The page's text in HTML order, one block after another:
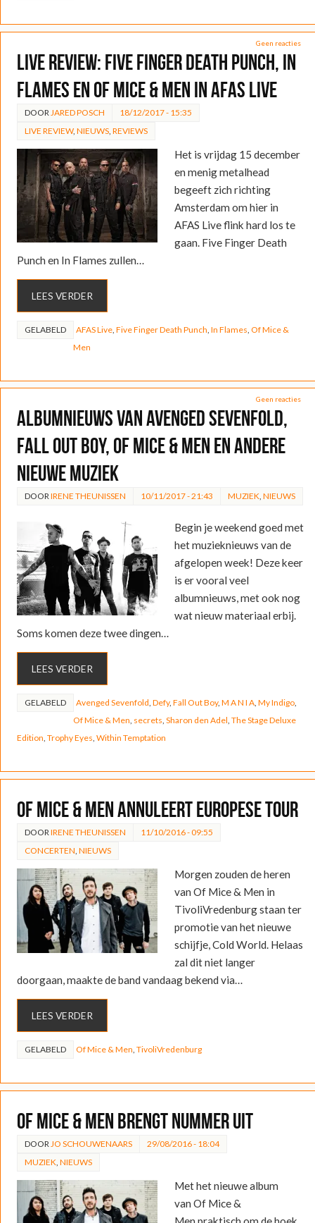
Geen reacties
LIVE REVIEW: Five Finger Death Punch, In
Flames en Of Mice & Men in AFAS LIVE
DOOR JARED POSCH
18/12/2017 - 15:35
LIVE REVIEW, NIEUWS, REVIEWS
Het is vrijdag 15 december
en menig metalhead
begeeft zich richting
Amsterdam om hier in
AFAS Live flink hard los te
gaan. Five Finger Death
Punch en In Flames zullen…
LEES VERDER
GELABELD AFAS Live, Five Finger Death Punch In Flames Of Mice &
Men
Geen reacties
Albumnieuws van Avenged Sevenfold,
Fall Out Boy, Of Mice & Men en andere
nieuwe muziek
DOOR IRENE THEUNISSEN 10/11/2017 - 21:43 MUZIEK NIEUWS
Begin je weekend goed met
het muzieknieuws van de
afgelopen week! Deze keer
is er vooral veel
albumnieuws, met ook nog
wat nieuw materiaal erbij.
Soms komen deze twee dingen…
LEES VERDER
GELABELD Avenged Sevenfold Defy, Fall Out Boy, M A N I A, My Indigo,
Of Mice & Men secrets Sharon den Adel The Stage Deluxe
Edition Trophy Eyes Within Temptation
Of Mice & Men annuleert Europese tour
DOOR IRENE THEUNISSEN
11/10/2016 - 09:55
CONCERTEN NIEUWS
Morgen zouden de heren
van Of Mice & Men in
TivoliVredenburg staan ter
promotie van het nieuwe
schijfje, Cold World. Helaas
zal dit niet langer
doorgaan, maakte de band vandaag bekend via…
LEES VERDER
GELABELD Of Mice & Men TivoliVredenburg
Of Mice & Men brengt nummer uit
DOOR JO SCHOUWENAARS
29/08/2016 - 18:04
MUZIEK NIEUWS
Met het nieuwe album
van Of Mice &